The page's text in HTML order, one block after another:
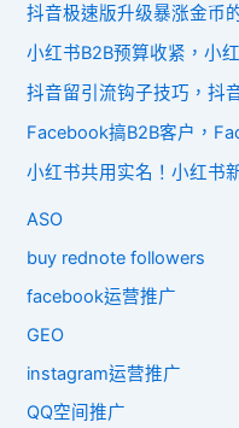
抖音极速版升级暴涨金币
小红书B2B预算收紧，小
抖音留引流钩子技巧，抖
Facebook搞B2B客户，
小红书共用实名！小红书
ASO
buy rednote followers
facebook运营推广
GEO
instagram运营推广
QQ空间推广